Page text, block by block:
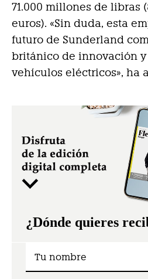
71.000 millones de libras
euros). «Sin duda, esta
futuro de Sunderland
británico de innovación
vehículos eléctricos», ha
¿Dónde quieres